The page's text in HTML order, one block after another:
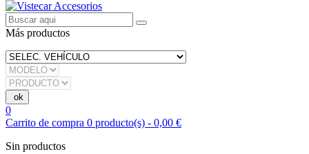
Más productos
0
Carrito de compra 0 producto(s) - 0,00 €
Sin productos